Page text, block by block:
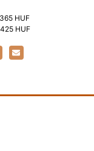
HUF
HUF